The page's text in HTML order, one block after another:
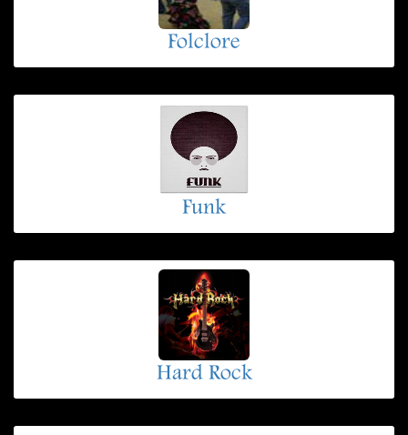
Folclore
Funk
Hard Rock